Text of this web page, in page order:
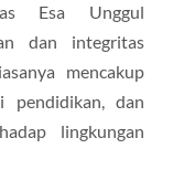
Esa Unggul
dan integritas
mencakup
pendidikan, dan
lingkungan